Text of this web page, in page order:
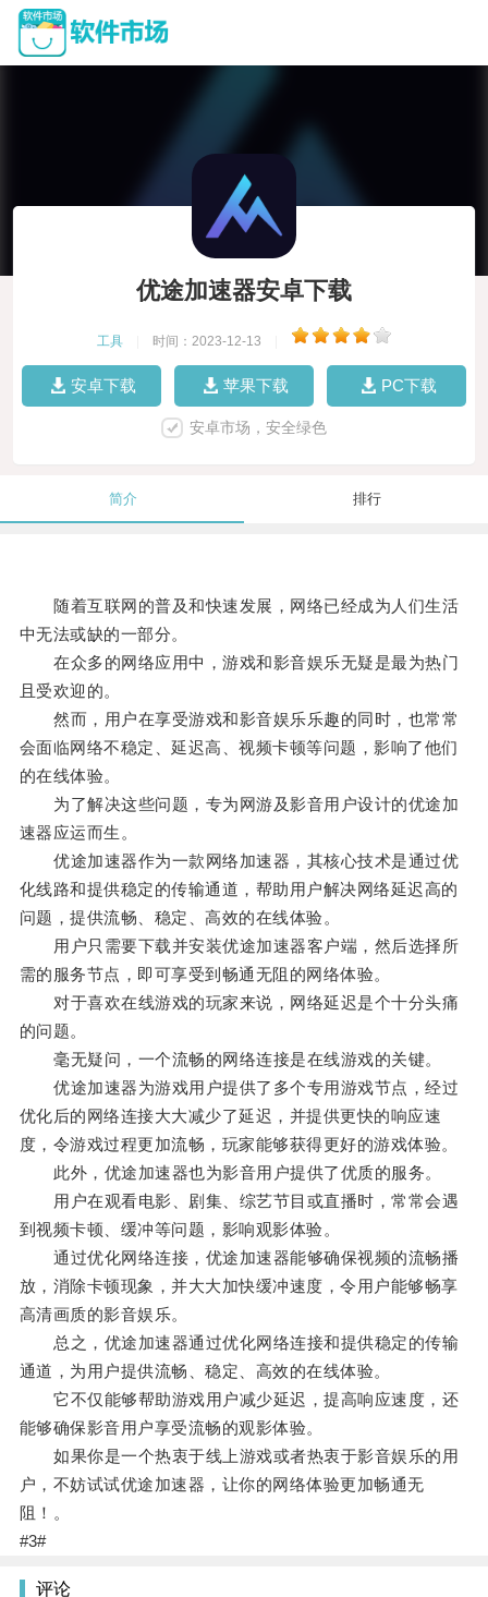
优途加速器安卓下载
工具 时间：2023-12-13
安卓下载 苹果下载 PC下载
安卓市场，安全绿色
简介 排行
随着互联网的普及和快速发展，网络已经成为人们生活
中无法或缺的一部分。
在众多的网络应用中，游戏和影音娱乐无疑是最为热门
且受欢迎的。
然而，用户在享受游戏和影音娱乐乐趣的同时，也常常
会面临网络不稳定、延迟高、视频卡顿等问题，影响了他们
的在线体验。
为了解决这些问题，专为网游及影音用户设计的优途加
速器应运而生。
优途加速器作为一款网络加速器，其核心技术是通过优
化线路和提供稳定的传输通道，帮助用户解决网络延迟高的
问题，提供流畅、稳定、高效的在线体验。
用户只需要下载并安装优途加速器客户端，然后选择所
需的服务节点，即可享受到畅通无阻的网络体验。
对于喜欢在线游戏的玩家来说，网络延迟是个十分头痛
的问题。
毫无疑问，一个流畅的网络连接是在线游戏的关键。
优途加速器为游戏用户提供了多个专用游戏节点，经过
优化后的网络连接大大减少了延迟，并提供更快的响应速
度，令游戏过程更加流畅，玩家能够获得更好的游戏体验。
此外，优途加速器也为影音用户提供了优质的服务。
用户在观看电影、剧集、综艺节目或直播时，常常会遇
到视频卡顿、缓冲等问题，影响观影体验。
通过优化网络连接，优途加速器能够确保视频的流畅播
放，消除卡顿现象，并大大加快缓冲速度，令用户能够畅享
高清画质的影音娱乐。
总之，优途加速器通过优化网络连接和提供稳定的传输
通道，为用户提供流畅、稳定、高效的在线体验。
它不仅能够帮助游戏用户减少延迟，提高响应速度，还
能够确保影音用户享受流畅的观影体验。
如果你是一个热衷于线上游戏或者热衷于影音娱乐的用
户，不妨试试优途加速器，让你的网络体验更加畅通无
阻！。
#3#
评论